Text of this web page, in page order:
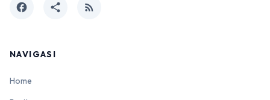
facebook share rss_feed
NAVIGASI
Home